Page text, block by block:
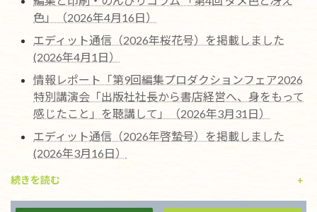
色」（2026年4月16日）
エディット通信（2026年桜花号）を掲載しました
(2026年4月1日）
情報レポート「第9回編集プロダクションフェア2026
特別講演会「出版社社長から書店経営へ、身をもって
感じたこと」を聴講して」（2026年3月31日）
エディット通信（2026年啓蟄号）を掲載しました
(2026年3月16日）
続きを読む +